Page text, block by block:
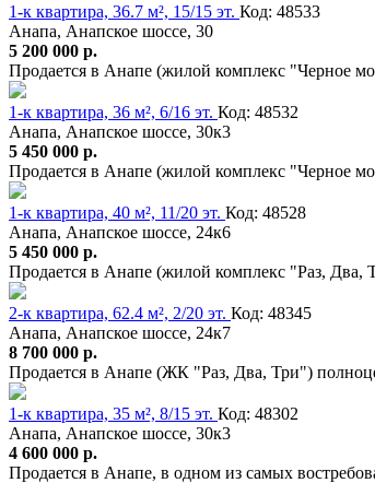
1-к квартира, 36.7 м², 15/15 эт. Код: 48533
Анапа, Анапское шоссе, 30
5 200 000 р.
Продается в Анапе (жилой комплекс "Черное
1-к квартира, 36 м², 6/16 эт. Код: 48532
Анапа, Анапское шоссе, 30к3
5 450 000 р.
Продается в Анапе (жилой комплекс "Черное
1-к квартира, 40 м², 11/20 эт. Код: 48528
Анапа, Анапское шоссе, 24к6
5 450 000 р.
Продается в Анапе (жилой комплекс "Раз, Два,
2-к квартира, 62.4 м², 2/20 эт. Код: 48345
Анапа, Анапское шоссе, 24к7
8 700 000 р.
Продается в Анапе (ЖК "Раз, Два, Три")
1-к квартира, 35 м², 8/15 эт. Код: 48302
Анапа, Анапское шоссе, 30к3
4 600 000 р.
Продается в Анапе, в одном из самых